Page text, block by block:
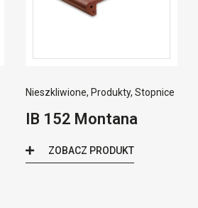
Nieszkliwione, Produkty,Stopnice
IB 152 Montana
ZOBACZ PRODUKT